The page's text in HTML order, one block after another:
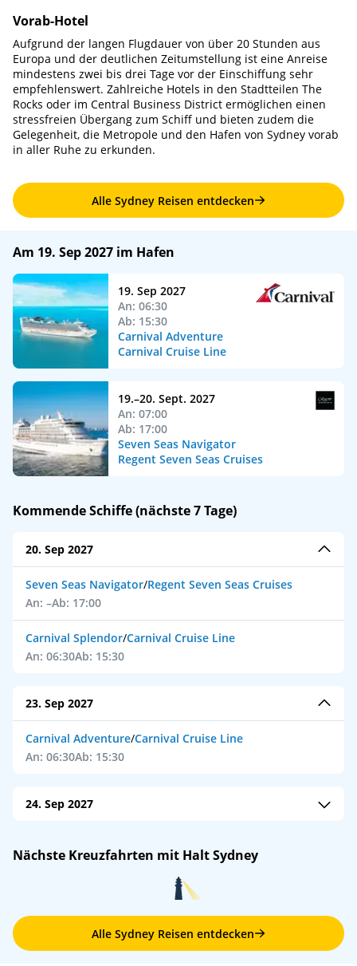
Vorab-Hotel
Aufgrund der langen Flugdauer von über 20 Stunden aus
Europa und der deutlichen Zeitumstellung ist eine Anreise
mindestens zwei bis drei Tage vor der Einschiffung sehr
empfehlenswert. Zahlreiche Hotels in den Stadtteilen The
Rocks oder im Central Business District ermöglichen einen
stressfreien Übergang zum Schiff und bieten zudem die
Gelegenheit, die Metropole und den Hafen von Sydney vorab
in aller Ruhe zu erkunden.
Alle Sydney Reisen entdecken
Am 19. Sep 2027 im Hafen
19. Sep 2027
An: 06:30
Ab: 15:30
Carnival Adventure
Carnival Cruise Line
19.–20. Sept. 2027
An: 07:00
Ab: 17:00
Seven Seas Navigator
Regent Seven Seas Cruises
Kommende Schiffe (nächste 7 Tage)
20. Sep 2027
Seven Seas Navigator/Regent Seven Seas Cruises
An: –Ab: 17:00
Carnival Splendor/Carnival Cruise Line
An: 06:30Ab: 15:30
23. Sep 2027
Carnival Adventure/Carnival Cruise Line
An: 06:30Ab: 15:30
24. Sep 2027
An: 06:30Ab: 15:30
Nächste Kreuzfahrten mit Halt Sydney
Alle Sydney Reisen entdecken